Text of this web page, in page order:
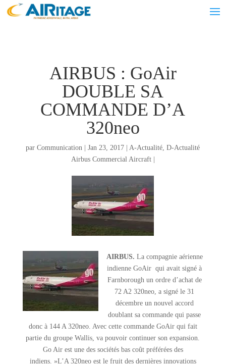
AIRBUS : GoAir
DOUBLE SA
COMMANDE D’A
320neo
parCommunication |Jan 23, 2017 |A-Actualité,D-Actualité
Airbus Commercial Aircraft|
AIRBUS. La compagnie aérienne
indienne GoAir qui avait signé à
Farnborough un ordre d’achat de
72 A2 320neo, a signé le 31
décembre un nouvel accord
doublant sa commande qui passe
donc à 144 A 320neo. Avec cette commande GoAir qui fait
partie du groupe Wallis, va pouvoir continuer son expansion.
Go Air est une des sociétés bas coût préférées des
indiens. »L’A 320neo est le fruit des dernières innovations